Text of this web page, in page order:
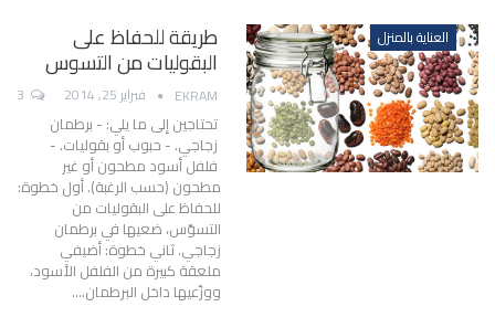
العناية بالمنزل طريقة للحفاظ على
البقوليات من التسوس
EKRAM فبراير 25, 2014
تحتاجين إلى ما يلي: - برطمان
زجاجي. - حبوب أو بقوليات. -
فلفل أسود مطحون أو غير
مطحون (حسب الرغبة). أول خطوة:
للحفاظ على البقوليات من
التسوّس، ضعيها في برطمان
زجاجي. ثاني خطوة: أضيفي
ملعقة كبيرة من الفلفل الأسود،
ووزّعيها داخل البرطمان.…